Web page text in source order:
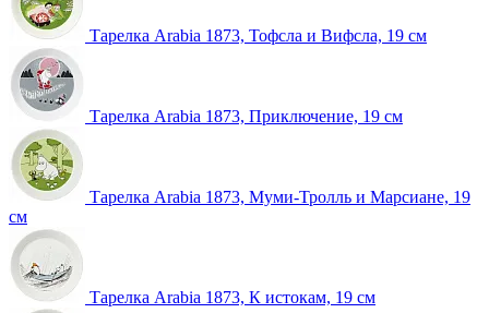
Тарелка Arabia 1873, Тофсла и Вифсла, 19 см
Тарелка Arabia 1873, Приключение, 19 см
Тарелка Arabia 1873, Муми-Тролль и Марсиане, 19
см
Тарелка Arabia 1873, К истокам, 19 см